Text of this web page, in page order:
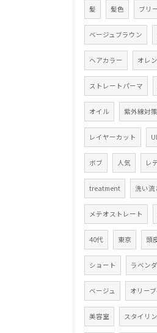
髪 髪色 ブリ
ベージュブラウン
ヘアカラー オレ
ストレートパーマ
オイル 紫外線対策
レイヤーカット
ボブ 人気 レ
treatment 洗い流
メテオストレート
40代 東京 頭
ショート ラベン
ベージュ オリー
美容室 スタイリ